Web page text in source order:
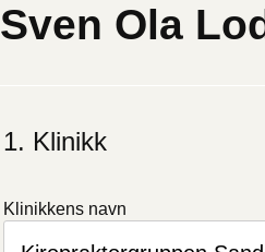
Sven Ola
Klinikk
Klinikkens navn